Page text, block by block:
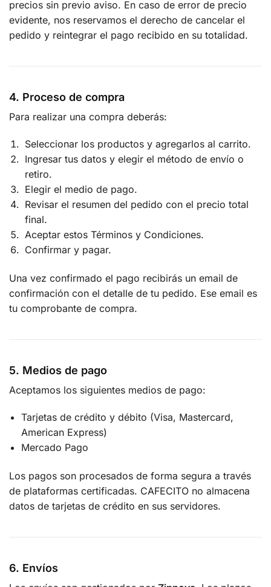
precios sin previo aviso. En caso de error de precio
evidente, nos reservamos el derecho de cancelar el
pedido y reintegrar el pago recibido en su totalidad.
4. Proceso de compra
Para realizar una compra deberás:
Seleccionar los productos y agregarlos al carrito.
Ingresar tus datos y elegir el método de envío o
retiro.
Elegir el medio de pago.
Revisar el resumen del pedido con el precio total
final.
Aceptar estos Términos y Condiciones.
Confirmar y pagar.
Una vez confirmado el pago recibirás un email de
confirmación con el detalle de tu pedido. Ese email es
tu comprobante de compra.
5. Medios de pago
Aceptamos los siguientes medios de pago:
Tarjetas de crédito y débito (Visa, Mastercard,
American Express)
Mercado Pago
Los pagos son procesados de forma segura a través
de plataformas certificadas. CAFECITO no almacena
datos de tarjetas de crédito en sus servidores.
6. Envíos